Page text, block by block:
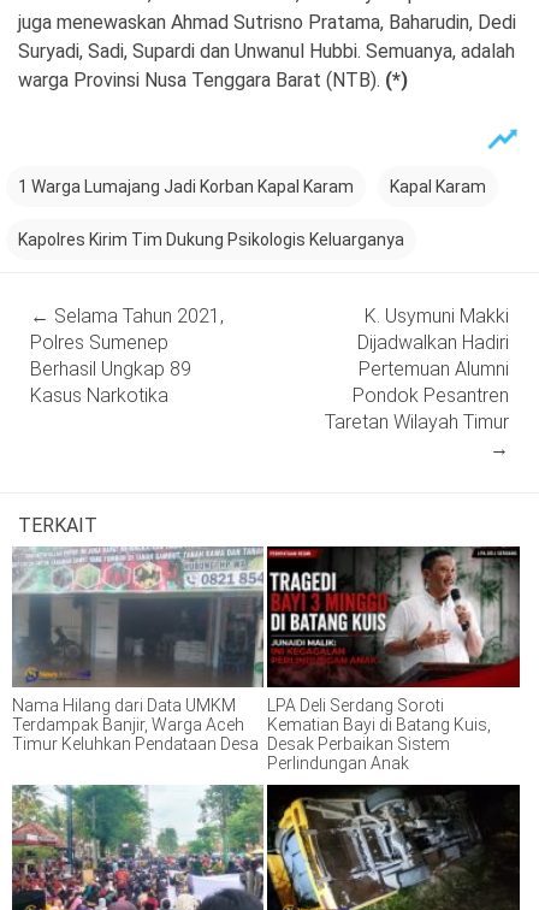
juga menewaskan Ahmad Sutrisno Pratama, Baharudin, Dedi
Suryadi, Sadi, Supardi dan Unwanul Hubbi. Semuanya, adalah
warga Provinsi Nusa Tenggara Barat (NTB). (*)
1 Warga Lumajang Jadi Korban Kapal Karam Kapal Karam
Kapolres Kirim Tim Dukung Psikologis Keluarganya
navigation
← Selama Tahun 2021,
Polres Sumenep
Berhasil Ungkap 89
Kasus Narkotika
K. Usymuni Makki
Dijadwalkan Hadiri
Pertemuan Alumni
Pondok Pesantren
Taretan Wilayah Timur
→
TERKAIT
Nama Hilang dari Data UMKM
Terdampak Banjir, Warga Aceh
Timur Keluhkan Pendataan Desa
LPA Deli Serdang Soroti
Kematian Bayi di Batang Kuis,
Desak Perbaikan Sistem
Perlindungan Anak